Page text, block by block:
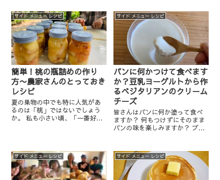
サイド メニュー レシピ
簡単！桃の瓶詰めの作り
方〜農家さんのとっておき
レシピ
夏の果物の中でも特に人気があ
るのは「桃」ではないでしょう
か。 私も小さい頃、「一番好き
す。 うちの子供たちも桃は大好
きでしたね。 ...
サイド メニュー レシピ
パンに何かつけて食べます
か？豆乳ヨーグルトから作
るベジタリアンのクリーム
チーズ
皆さんはパンに何か塗って食べ
ますか？ 何もつけずにそのまま
パンの味を楽しみますか？ プレ
る方は多いかもしれませんね。
いや、ジャム派？ 甘いのが好き
な方はジャム＆マーガリンと
か...
サイド メニュー レシピ サイド メニュー レシピ